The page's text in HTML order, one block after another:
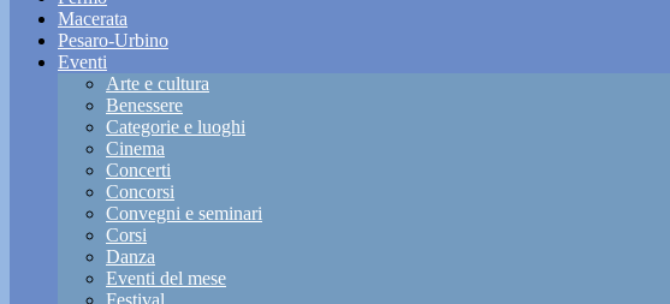
Macerata
Pesaro-Urbino
Eventi
Arte e cultura
Benessere
Categorie e luoghi
Cinema
Concerti
Concorsi
Convegni e seminari
Corsi
Danza
Eventi del mese
Festival